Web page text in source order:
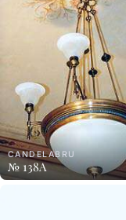
CANDELABRU
№ 138A